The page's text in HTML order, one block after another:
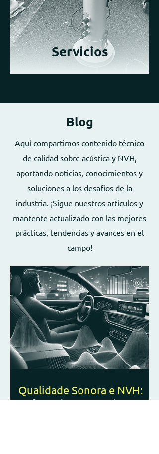
Servicios
Blog
Aquí compartimos contenido técnico
de calidad sobre acústica y NVH,
aportando noticias, conocimientos y
soluciones a los desafíos de la
industria. ¡Sigue nuestros artículos y
mantente actualizado con las mejores
prácticas, tendencias y avances en el
campo!
Qualidade Sonora e NVH:
Refinando a Experiência